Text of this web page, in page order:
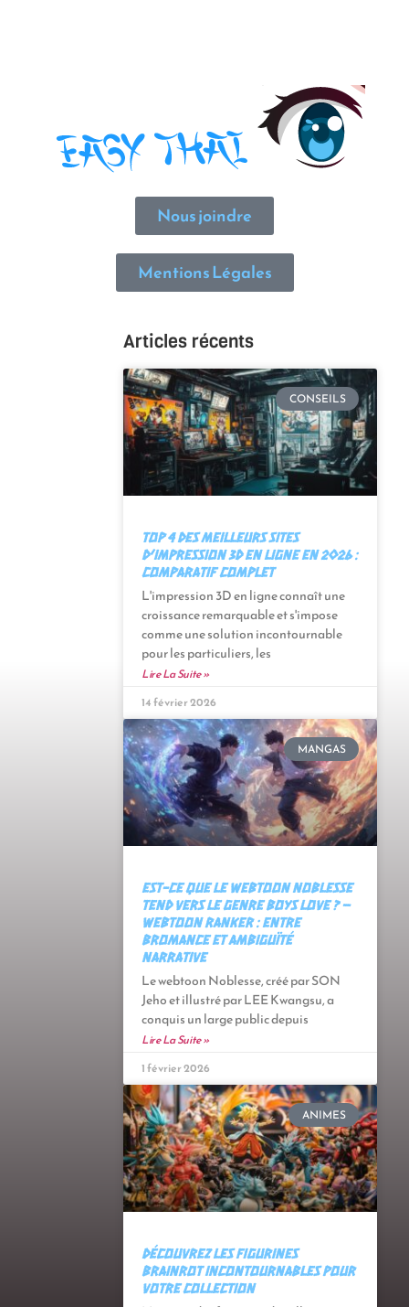
Nous joindre
Mentions Légales
Articles récents
CONSEILS
Top 4 des meilleurs sites
d’impression 3D en ligne en 2026 :
Comparatif complet
L'impression 3D en ligne connaît une
croissance remarquable et s'impose
comme une solution incontournable
pour les particuliers, les
Lire La Suite »
14 février 2026
MANGAS
Est-ce que le webtoon Noblesse
tend vers le genre Boys Love ? –
Webtoon Ranker : Entre
bromance et ambiguïté
narrative
Le webtoon Noblesse, créé par SON
Jeho et illustré par LEE Kwangsu, a
conquis un large public depuis
Lire La Suite »
1 février 2026
ANIMES
Découvrez les figurines
Brainrot incontournables pour
votre collection